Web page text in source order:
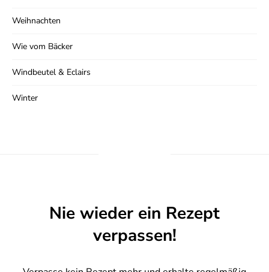
Weihnachten
Wie vom Bäcker
Windbeutel & Eclairs
Winter
Nie wieder ein Rezept
verpassen!